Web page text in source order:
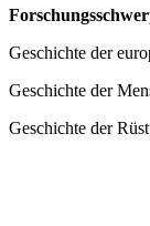
Geschichte der
Geschichte der
Geschichte der